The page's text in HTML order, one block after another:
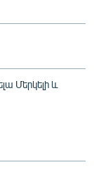
Մերկելի և